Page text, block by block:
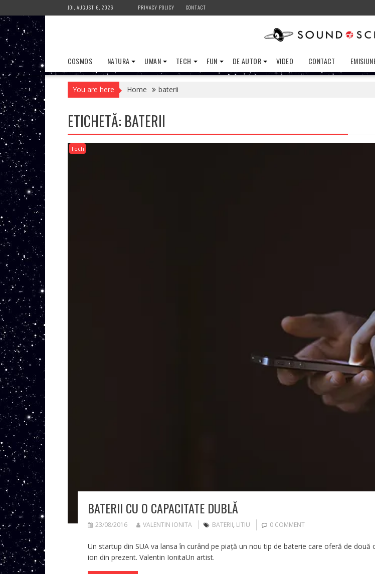
to
content
JOI, AUGUST 6, 2026 PRIVACY POLICY CONTACT
COSMOS NATURA UMAN TECH FUN DE AUTOR VIDEO CONTACT
You are here Home baterii
ETICHETĂ: BATERII
Tech
BATERII CU O CAPACITATE DUBLĂ
23/08/2016 VALENTIN IONITA BATERII, LITIU 0 COMMENT
Un startup din SUA va lansa în curând pe piață un nou tip de baterie care oferă de
ion din prezent. Valentin IonitaUn artist.